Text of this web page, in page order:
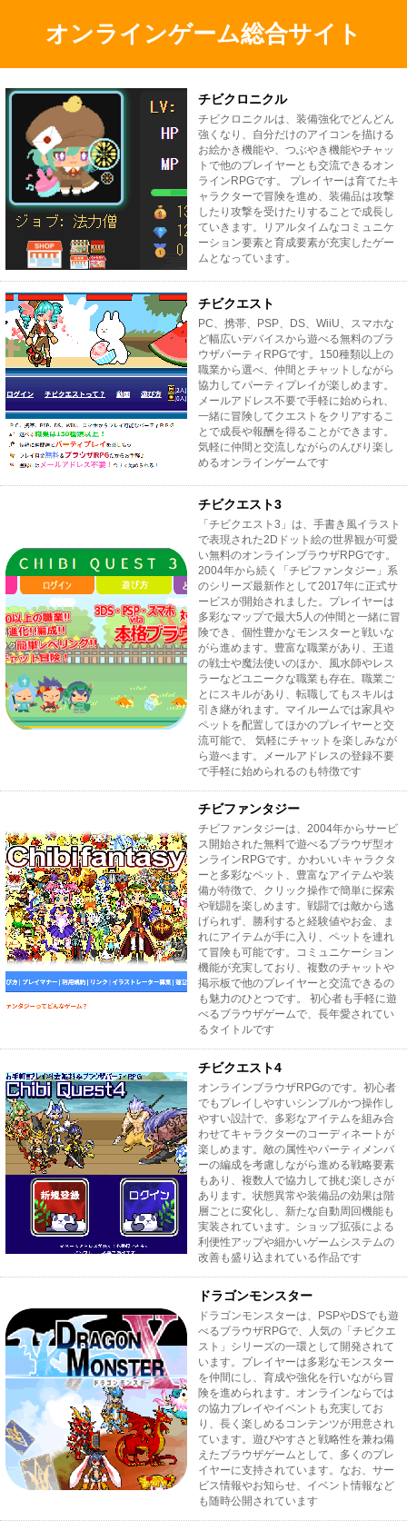
オンラインゲーム総合サイト
チビクロニクル
チビクロニクルは、装備強化でどんどん
強くなり、自分だけのアイコンを描ける
お絵かき機能や、つぶやき機能やチャッ
トで他のプレイヤーとも交流できるオン
ラインRPGです。 プレイヤーは育てたキ
ャラクターで冒険を進め、装備品は攻撃
したり攻撃を受けたりすることで成長し
ていきます。リアルタイムなコミュニケ
ーション要素と育成要素が充実したゲー
ムとなっています。
チビクエスト
PC、携帯、PSP、DS、WiiU、スマホな
ど幅広いデバイスから遊べる無料のブラ
ウザパーティRPGです。150種類以上の
職業から選べ、仲間とチャットしながら
協力してパーティプレイが楽しめます。
メールアドレス不要で手軽に始められ、
一緒に冒険してクエストをクリアするこ
とで成長や報酬を得ることができます。
気軽に仲間と交流しながらのんびり楽し
めるオンラインゲームです
チビクエスト3
「チビクエスト3」は、手書き風イラスト
で表現された2Dドット絵の世界観が可愛
い無料のオンラインブラウザRPGです。
2004年から続く「チビファンタジー」系
のシリーズ最新作として2017年に正式サ
ービスが開始されました。プレイヤーは
多彩なマップで最大5人の仲間と一緒に冒
険でき、個性豊かなモンスターと戦いな
がら進めます。豊富な職業があり、王道
の戦士や魔法使いのほか、風水師やレス
ラーなどユニークな職業も存在。職業ご
とにスキルがあり、転職してもスキルは
引き継がれます。マイルームでは家具や
ペットを配置してほかのプレイヤーと交
流可能で、 気軽にチャットを楽しみなが
ら遊べます。メールアドレスの登録不要
で手軽に始められるのも特徴です
チビファンタジー
チビファンタジーは、2004年からサービ
ス開始された無料で遊べるブラウザ型オ
ンラインRPGです。かわいいキャラクタ
ーと多彩なペット、豊富なアイテムや装
備が特徴で、クリック操作で簡単に探索
や戦闘を楽しめます。戦闘では敵から逃
げられず、勝利すると経験値やお金、ま
れにアイテムが手に入り、ペットを連れ
て冒険も可能です。コミュニケーション
機能が充実しており、複数のチャットや
掲示板で他のプレイヤーと交流できるの
も魅力のひとつです。 初心者も手軽に遊
べるブラウザゲームで、長年愛されてい
るタイトルです
チビクエスト4
オンラインブラウザRPGのです。初心者
でもプレイしやすいシンプルかつ操作し
やすい設計で、多彩なアイテムを組み合
わせてキャラクターのコーディネートが
楽しめます。敵の属性やパーティメンバ
ーの編成を考慮しながら進める戦略要素
もあり、複数人で協力して挑む楽しさが
あります。状態異常や装備品の効果は階
層ごとに変化し、新たな自動周回機能も
実装されています。ショップ拡張による
利便性アップや細かいゲームシステムの
改善も盛り込まれている作品です
ドラゴンモンスター
ドラゴンモンスターは、PSPやDSでも遊
べるブラウザRPGで、人気の「チビクエ
スト」シリーズの一環として開発されて
います。プレイヤーは多彩なモンスター
を仲間にし、育成や強化を行いながら冒
険を進められます。オンラインならでは
の協力プレイやイベントも充実してお
り、長く楽しめるコンテンツが用意され
ています。遊びやすさと戦略性を兼ね備
えたブラウザゲームとして、多くのプレ
イヤーに支持されています。なお、サー
ビス情報やお知らせ、イベント情報など
も随時公開されています